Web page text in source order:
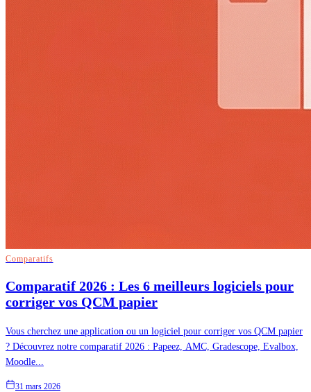
Comparatifs
Comparatif 2026 : Les 6 meilleurs logiciels pour
corriger vos QCM papier
Vous cherchez une application ou un logiciel pour corriger vos QCM papier
? Découvrez notre comparatif 2026 : Papeez, AMC, Gradescope, Evalbox,
Moodle...
31 mars 2026